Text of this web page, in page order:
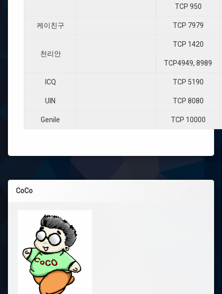
TCP 950
케이친구 TCP 7979
천리안
TCP 1420
TCP4949, 8989
ICQ TCP 5190
UIN TCP 8080
Genile TCP 10000
CoCo